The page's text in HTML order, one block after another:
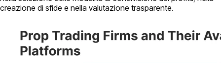
creazione di sfide e nella valutazione trasparente.